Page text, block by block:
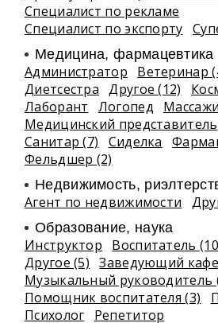
Специалист по рекламе
Специалист по экспорту
Медицина, фармацевтика
Администратор Ветеринар
Диетсестра
Другое (12)
Лаборант
Логопед
Медицинский представитель
Санитар (7)
Сиделка
Фельдшер (2)
Недвижимость,
Агент по недвижимости
Образование, наука
Инструктор Воспитатель
Другое (5)
Заведующий
Музыкальный руководитель
Помощник воспитателя (3)
Психолог
Репетитор